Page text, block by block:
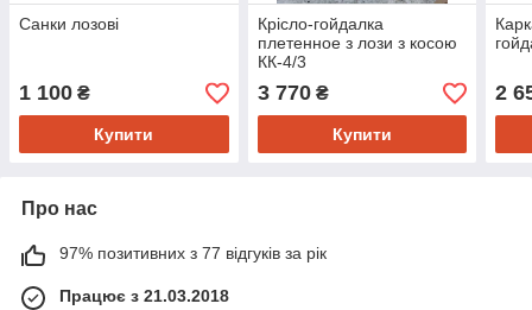
Санки лозові
1 100 ₴
Купити
Крісло-гойдалка
плетенное з лози з косою
КК-4/3
3 770₴
Купити
2
Про нас
97% позитивних з 77 відгуків за рік
Працює з 21.03.2018